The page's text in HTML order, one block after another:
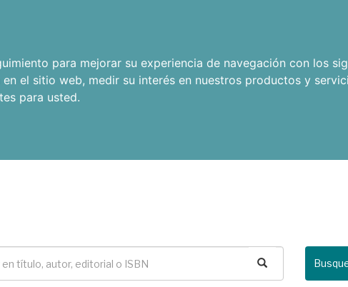
para mejorar su experiencia de navegación con los
en el sitio web, medir su interés en nuestros productos y
para usted.